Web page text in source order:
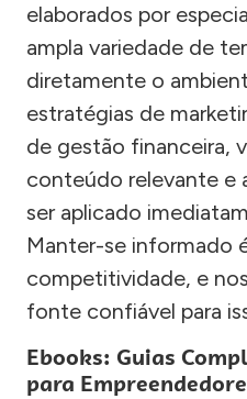
elaborados por
ampla variedade de
diretamente o
estratégias de
de gestão financeira,
conteúdo relevante e
ser aplicado
Manter-se informado
competitividade, e
fonte confiável para
Ebooks: Guias
para